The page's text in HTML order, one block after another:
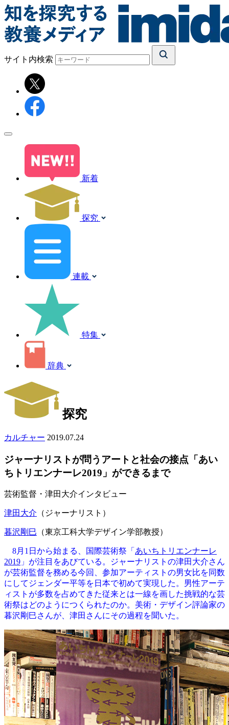
サイト内検索
新着
探究
連載
特集
辞典
探究
カルチャー 2019.07.24
ジャーナリストが問うアートと社会の接点「あい
ちトリエンナーレ2019」ができるまで
芸術監督・津田大介インタビュー
津田大介 （ジャーナリスト）
暮沢剛巳 （東京工科大学デザイン学部教授）
8月1日から始まる、国際芸術祭「 あいちトリエンナーレ
2019 」が注目をあびている。ジャーナリストの津田大介さん
が芸術監督を務める今回、参加アーティストの男女比を同数
にしてジェンダー平等を日本で初めて実現した。男性アーテ
ィストが多数を占めてきた従来とは一線を画した挑戦的な芸
術祭はどのようにつくられたのか。美術・デザイン評論家の
暮沢剛巳さんが、津田さんにその過程を聞いた。